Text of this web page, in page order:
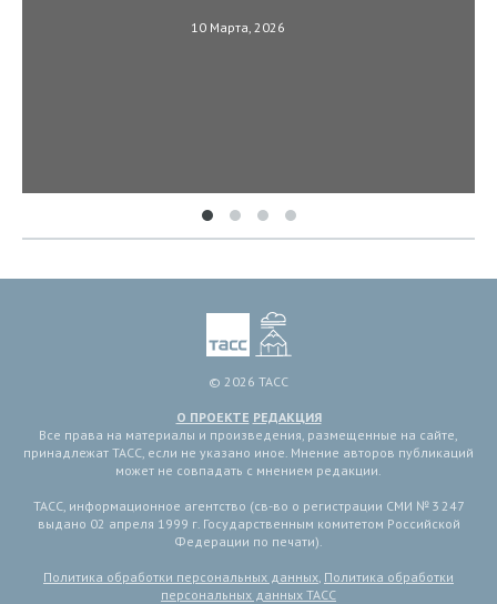
10 Марта, 2026
© 2026 ТАСС
О ПРОЕКТЕ РЕДАКЦИЯ
Все права на материалы и произведения, размещенные на сайте,
принадлежат ТАСС, если не указано иное. Мнение авторов публикаций
может не совпадать с мнением редакции.
ТАСС, информационное агентство (св-во о регистрации СМИ № 3 247
выдано 02 апреля 1999 г. Государственным комитетом Российской
Федерации по печати).
Политика обработки персональных данных, Политика обработки
персональных данных ТАСС